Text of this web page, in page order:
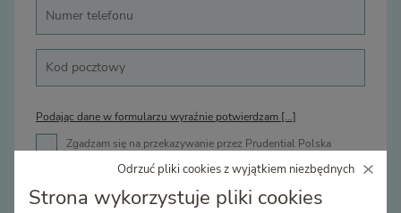
Podając dane w formularzu wyraźnie potwierdzam [...]
Zgadzam się na przekazywanie przez Prudential Polska
Strona wykorzystuje pliki cookies
Odrzuć pliki cookies z wyjątkiem niezbędnych